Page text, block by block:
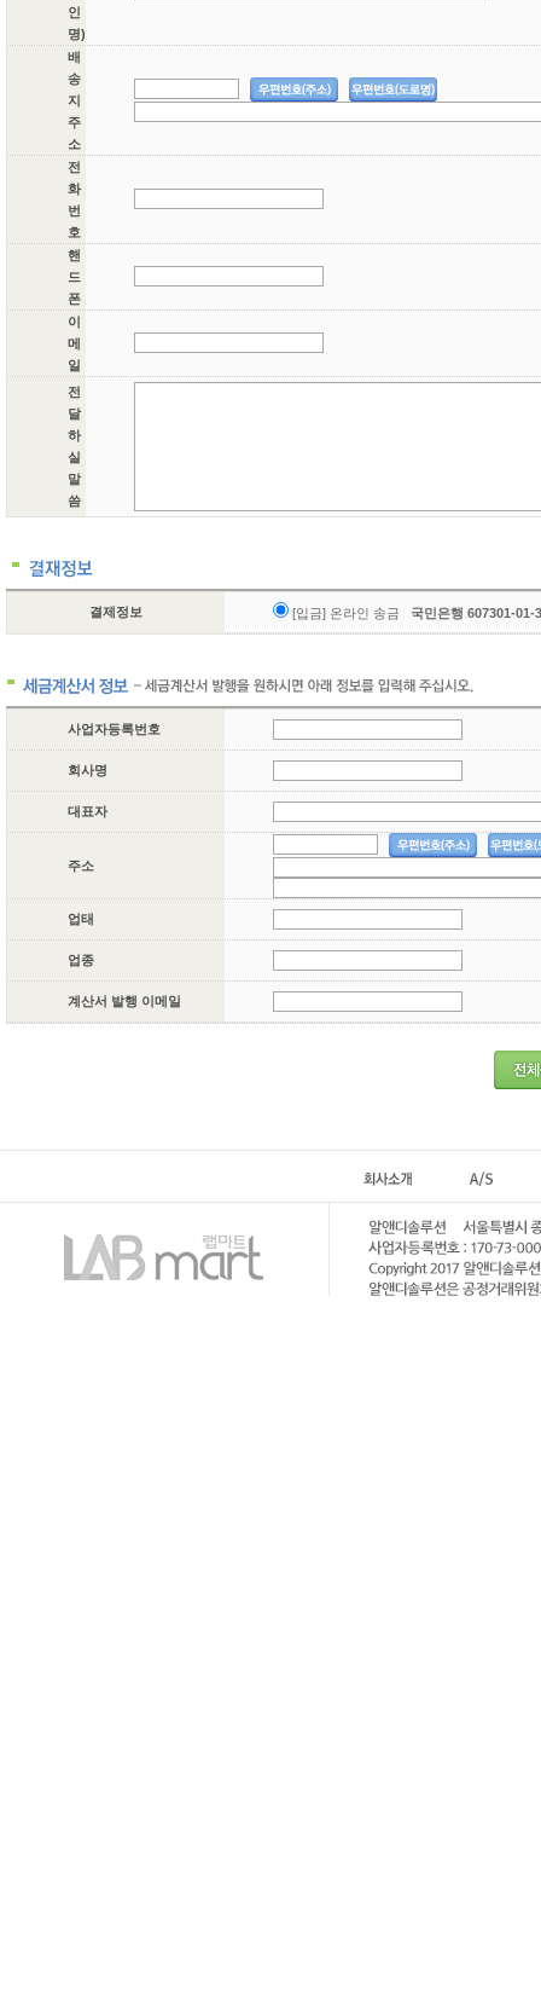
인
명)
배
송
지
주
소
전
화
번
호
핸
드
폰
이
메
일
전
달
하
실
말
씀
결제정보 [입금] 온라인 송금 국민은행 607301-
사업자등록번호
회사명
대표자
주소
업태
업종
계산서 발행 이메일